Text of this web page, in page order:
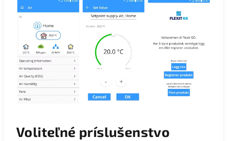
Voliteľné príslušenstvo